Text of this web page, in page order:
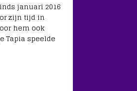
januari 2016
zijn tijd in
hem ook
Tapia speelde